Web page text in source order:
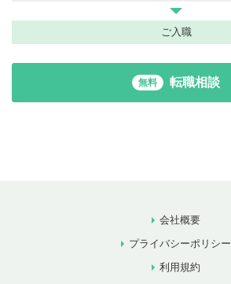
ご入職
無料 転職相談
会社概要
プライバシーポリシー
利用規約